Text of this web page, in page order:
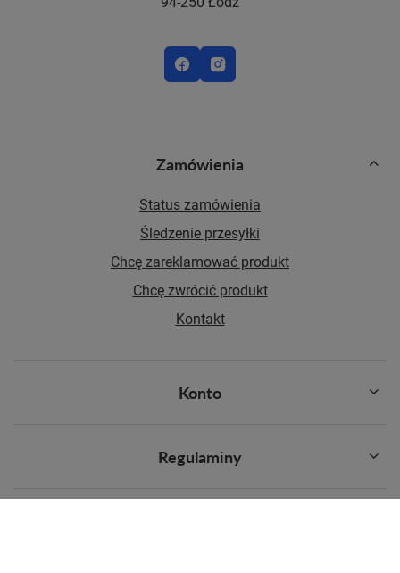
Zamówienia
Status zamówienia
Śledzenie przesyłki
Chcę zareklamować produkt
Chcę zwrócić produkt
Kontakt
Konto
Regulaminy